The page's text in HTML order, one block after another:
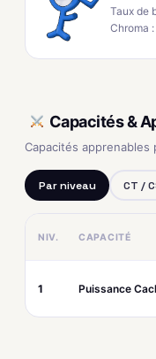
Taux de
Chroma :
Capacités &
Capacités apprenables
Par niveau CT /
NIV. CAPACITÉ
1 Puissance